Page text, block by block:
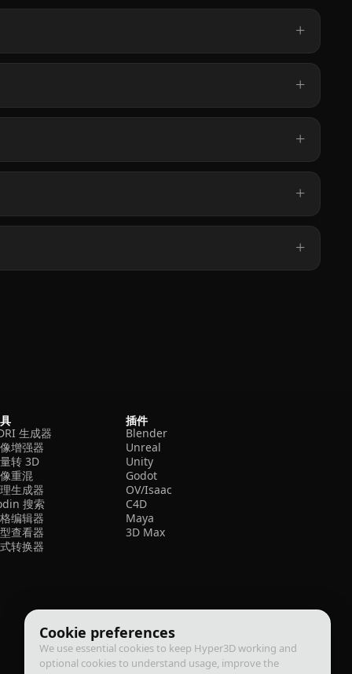
Cookie preferences
We use essential cookies to keep Hyper3D working and
optional cookies to understand usage, improve the
生成器
增强器
转 3D
重混
生成器
搜索
编辑器
查看器
转换器
插件
Blender
Unreal
Unity
Godot
OV/Isaac
C4D
Maya
3D Max